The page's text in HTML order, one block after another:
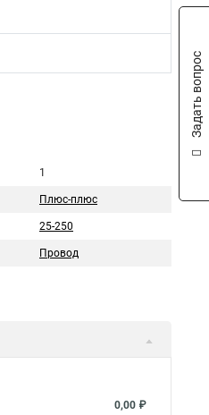
1
Плюс-плюс
25-250
Провод
0,00 ₽
Задать вопрос